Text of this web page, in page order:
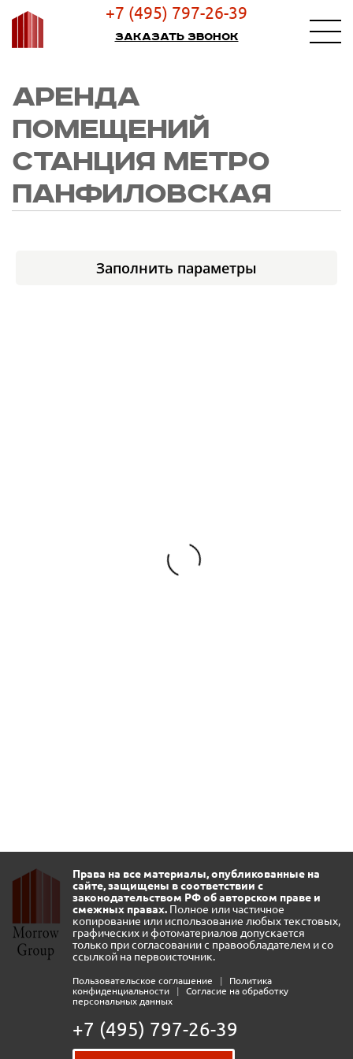
+7 (495) 797-26-39
Заказать звонок
АРЕНДА
ПОМЕЩЕНИЙ
СТАНЦИЯ МЕТРО
ПАНФИЛОВСКАЯ
Заполнить параметры
Права на все материалы, опубликованные на
сайте, защищены в соответствии с
законодательством РФ об авторском праве и
смежных правах. Полное или частичное
копирование или использование любых текстовых,
графических и фотоматериалов допускается
только при согласовании с правообладателем и со
ссылкой на первоисточник.
Пользовательское соглашение |
Политика
конфиденциальности
|
Согласие на обработку
персональных данных
+7 (495) 797-26-39